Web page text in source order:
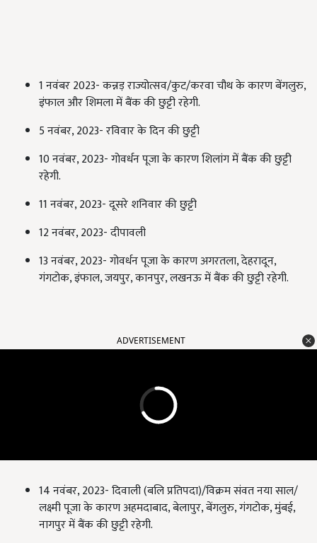
1 नवंबर 2023- कन्नड़ राज्योत्सव/कुट/करवा चौथ के कारण बेंगलुरु,
इंफाल और शिमला में बैंक की छुट्टी रहेगी.
5 नवंबर, 2023- रविवार के दिन की छुट्टी
10 नवंबर, 2023- गोवर्धन पूजा के कारण शिलांग में बैंक की छुट्टी
रहेगी.
11 नवंबर, 2023- दूसरे शनिवार की छुट्टी
12 नवंबर, 2023- दीपावली
13 नवंबर, 2023- गोवर्धन पूजा के कारण अगरतला, देहरादून,
गंगटोक, इंफाल, जयपुर, कानपुर, लखनऊ में बैंक की छुट्टी रहेगी.
ADVERTISEMENT
14 नवंबर, 2023- दिवाली (बलि प्रतिपदा)/विक्रम संवत नया साल/
लक्ष्मी पूजा के कारण अहमदाबाद, बेलापुर, बेंगलुरु, गंगटोक, मुंबई,
नागपुर में बैंक की छुट्टी रहेगी.